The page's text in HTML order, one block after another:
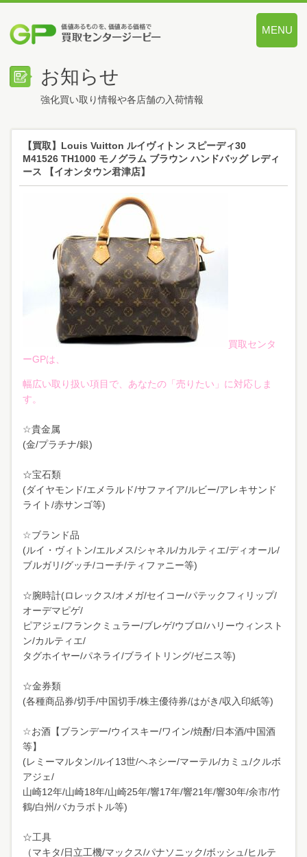
MENU
お知らせ
強化買い取り情報や各店舗の入荷情報
【買取】Louis Vuitton ルイヴィトン スピーディ30
M41526 TH1000 モノグラム ブラウン ハンドバッグ レディ
ース 【イオンタウン君津店】
買取センタ
ーGPは、
幅広い取り扱い項目で、あなたの「売りたい」に対応しま
す。
☆貴金属
(金/プラチナ/銀)
☆宝石類
(ダイヤモンド/エメラルド/サファイア/ルビー/アレキサンド
ライト/赤サンゴ等)
☆ブランド品
(ルイ・ヴィトン/エルメス/シャネル/カルティエ/ディオール/
ブルガリ/グッチ/コーチ/ティファニー等)
☆腕時計(ロレックス/オメガ/セイコー/パテックフィリップ/
オーデマピゲ/
ピアジェ/フランクミュラー/ブレゲ/ウブロ/ハリーウィンスト
ン/カルティエ/
タグホイヤー/パネライ/ブライトリング/ゼニス等)
☆金券類
(各種商品券/切手/中国切手/株主優待券/はがき/収入印紙等)
☆お酒【ブランデー/ウイスキー/ワイン/焼酎/日本酒/中国酒
等】
(レミーマルタン/ルイ13世/ヘネシー/マーテル/カミュ/クルボ
アジェ/
山崎12年/山崎18年/山崎25年/響17年/響21年/響30年/余市/竹
鶴/白州/バカラボトル等)
☆工具
（マキタ/日立工機/マックス/パナソニック/ボッシュ/ヒルテ